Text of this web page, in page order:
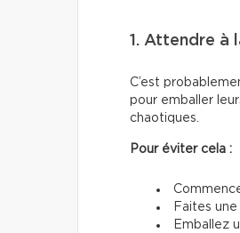
1. Attendre à
C’est
pour emballer
chaotiques.
Pour éviter cela :
Faites
Emballez